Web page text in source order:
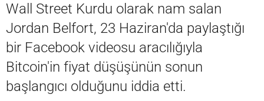
Contact / İletişim
Wall Street Kurdu olarak nam salan
Jordan Belfort, 23 Haziran'da paylaştığı
bir Facebook videosu aracılığıyla
Bitcoin'in fiyat düşüşünün sonun
başlangıcı olduğunu iddia etti.